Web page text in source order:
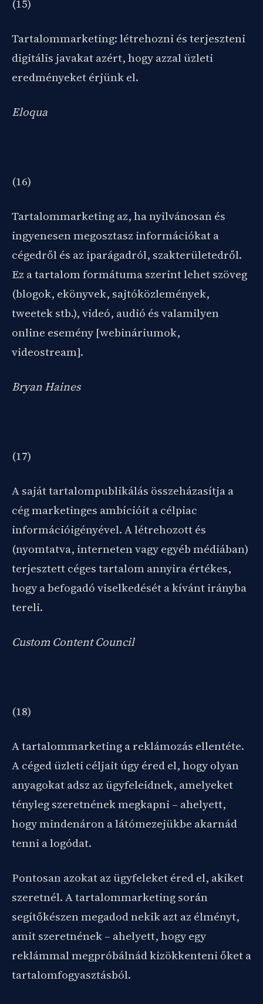
(15)
Tartalommarketing: létrehozni és terjeszteni
digitális javakat azért, hogy azzal üzleti
eredményeket érjünk el.
Eloqua
(16)
Tartalommarketing az, ha nyilvánosan és
ingyenesen megosztasz információkat a
cégedről és az iparágadról, szakterületedről.
Ez a tartalom formátuma szerint lehet szöveg
(blogok, ekönyvek, sajtóközlemények,
tweetek stb.), videó, audió és valamilyen
online esemény [webináriumok,
videostream].
Bryan Haines
(17)
A saját tartalompublikálás összeházasítja a
cég marketinges ambícióit a célpiac
információigényével. A létrehozott és
(nyomtatva, interneten vagy egyéb médiában)
terjesztett céges tartalom annyira értékes,
hogy a befogadó viselkedését a kívánt irányba
tereli.
Custom Content Council
(18)
A tartalommarketing a reklámozás ellentéte.
A céged üzleti céljait úgy éred el, hogy olyan
anyagokat adsz az ügyfeleidnek, amelyeket
tényleg szeretnének megkapni – ahelyett,
hogy mindenáron a látómezejükbe akarnád
tenni a logódat.
Pontosan azokat az ügyfeleket éred el, akiket
szeretnél. A tartalommarketing során
segítőkészen megadod nekik azt az élményt,
amit szeretnének – ahelyett, hogy egy
reklámmal megpróbálnád kizökkenteni őket a
tartalomfogyasztásból.